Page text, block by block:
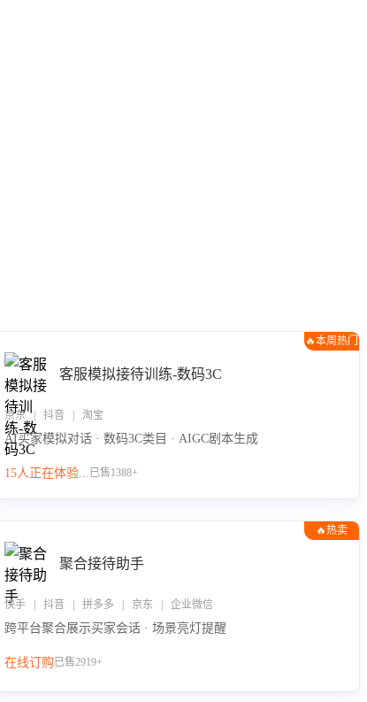
🔥本周热门
客服模拟接待训练-数码3C
京东 | 抖音 | 淘宝
AI买家模拟对话 · 数码3C类目 · AIGC剧本生成
15人正在体验...已售1388+
🔥热卖
聚合接待助手
快手 | 抖音 | 拼多多 | 京东 | 企业微信
跨平台聚合展示买家会话 · 场景亮灯提醒
在线订购已售2919+